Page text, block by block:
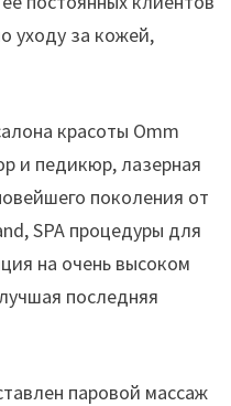
уходу за кожей,
красоты Omm
и педикюр, лазерная
поколения от
SPA процедуры для
на очень высоком
последняя
паровой массаж